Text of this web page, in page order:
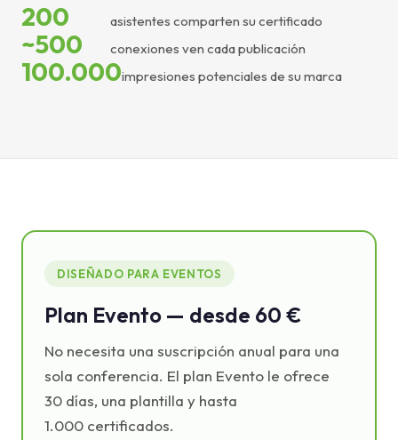
200 asistentes comparten su certificado
~500 conexiones ven cada publicación
100.000impresiones potenciales de su marca
DISEÑADO PARA EVENTOS
Plan Evento — desde 60 €
No necesita una suscripción anual para una
sola conferencia. El plan Evento le ofrece
30 días, una plantilla y hasta
1.000 certificados.